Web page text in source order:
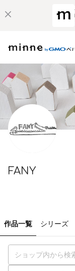
FANY
作品一覧 シリーズ